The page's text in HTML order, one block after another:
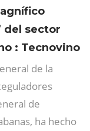
del sector
: Tecnovino
de la
de
ha hecho